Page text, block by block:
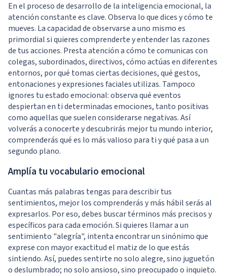
En el proceso de desarrollo de la inteligencia emocional, la
atención constante es clave. Observa lo que dices y cómo te
mueves. La capacidad de observarse a uno mismo es
primordial si quieres comprenderte y entender las razones
de tus acciones. Presta atención a cómo te comunicas con
colegas, subordinados, directivos, cómo actúas en diferentes
entornos, por qué tomas ciertas decisiones, qué gestos,
entonaciones y expresiones faciales utilizas. Tampoco
ignores tu estado emocional: observa qué eventos
despiertan en ti determinadas emociones, tanto positivas
como aquellas que suelen considerarse negativas. Así
volverás a conocerte y descubrirás mejor tu mundo interior,
comprenderás qué es lo más valioso para ti y qué pasa a un
segundo plano.
Amplía tu vocabulario emocional
Cuantas más palabras tengas para describir tus
sentimientos, mejor los comprenderás y más hábil serás al
expresarlos. Por eso, debes buscar términos más precisos y
específicos para cada emoción. Si quieres llamar a un
sentimiento "alegría", intenta encontrar un sinónimo que
exprese con mayor exactitud el matiz de lo que estás
sintiendo. Así, puedes sentirte no solo alegre, sino juguetón
o deslumbrado; no solo ansioso, sino preocupado o inquieto.